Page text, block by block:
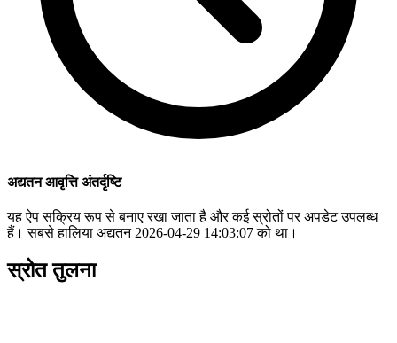
अद्यतन आवृत्ति अंतर्दृष्टि
यह ऐप सक्रिय रूप से बनाए रखा जाता है और कई स्रोतों पर अपडेट उपलब्ध
हैं। सबसे हालिया अद्यतन 2026-04-29 14:03:07 को था।
स्रोत तुलना